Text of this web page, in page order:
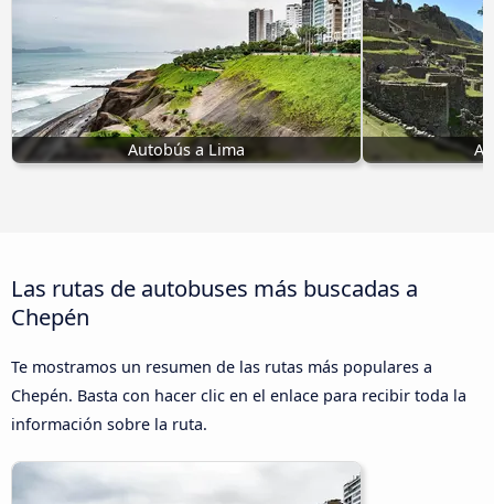
Autobús a Lima
Las rutas de autobuses más buscadas a
Chepén
Te mostramos un resumen de las rutas más populares a
Chepén. Basta con hacer clic en el enlace para recibir toda la
información sobre la ruta.